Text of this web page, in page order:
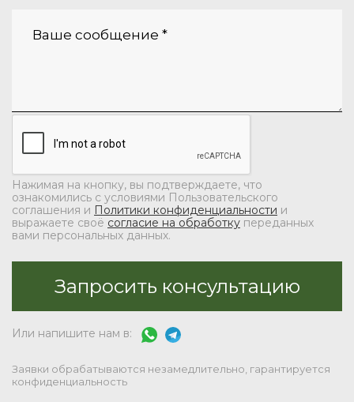
Нажимая на кнопку, вы подтверждаете, что
ознакомились с условиями Пользовательского
соглашения и Политики конфиденциальности и
выражаете своё согласие на обработкупереданных
вами персональных данных.
Или напишите нам в:
Заявки обрабатываются незамедлительно, гарантируется
конфиденциальность